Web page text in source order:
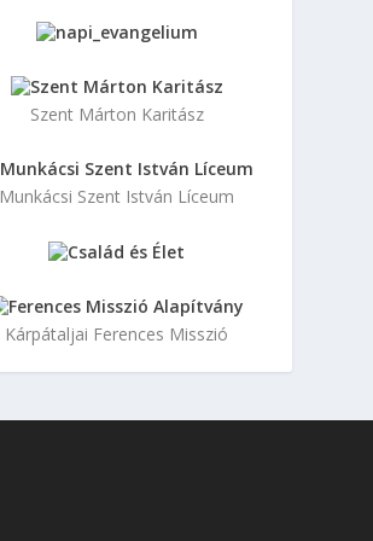
Szent Márton Karitász
Munkácsi Szent István Líceum
Kárpátaljai Ferences Misszió